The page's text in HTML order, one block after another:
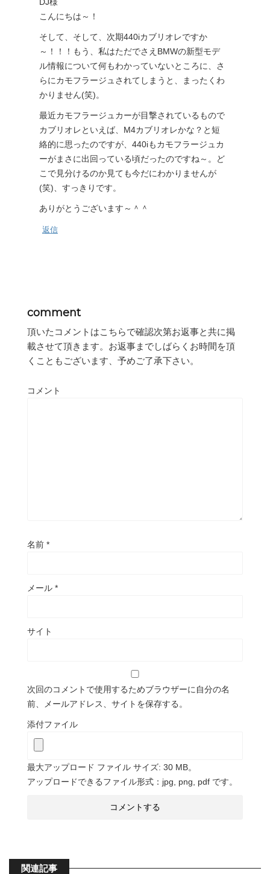
こんにちは～！
そして、そして、次期440iカブリオレですか
～！！！もう、私はただでさえBMWの新型モデ
ル情報について何もわかっていないところに、さ
らにカモフラージュされてしまうと、まったくわ
かりません(笑)。
最近カモフラージュカーが目撃されているもので
カブリオレといえば、M4カブリオレかな？と短
絡的に思ったのですが、440iもカモフラージュカ
ーがまさに出回っている頃だったのですね～。ど
こで見分けるのか見ても今だにわかりませんが
(笑)、すっきりです。
ありがとうございます～＾＾
返信
comment
頂いたコメントはこちらで確認次第お返事と共に掲
載させて頂きます。お返事までしばらくお時間を頂
くこともございます、予めご了承下さい。
コメント
名前 *
メール *
サイト
次回のコメントで使用するためブラウザーに自分の名
前、メールアドレス、サイトを保存する。
添付ファイル
最大アップロード ファイル サイズ: 30 MB。
アップロードできるファイル形式：jpg, png, pdf です。
関連記事